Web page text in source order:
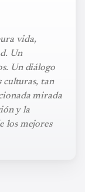
vida,
Un
Un diálogo
culturas, tan
mirada
y la
los mejores